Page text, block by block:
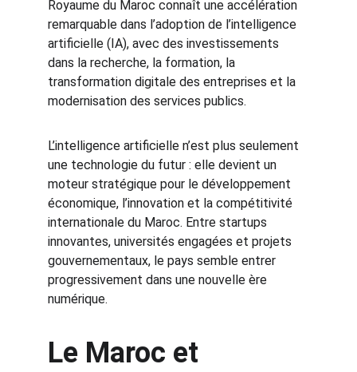
Royaume du Maroc connaît une accélération
remarquable dans l’adoption de l’intelligence
artificielle (IA), avec des investissements
dans la recherche, la formation, la
transformation digitale des entreprises et la
modernisation des services publics.
L’intelligence artificielle n’est plus seulement
une technologie du futur : elle devient un
moteur stratégique pour le développement
économique, l’innovation et la compétitivité
internationale du Maroc. Entre startups
innovantes, universités engagées et projets
gouvernementaux, le pays semble entrer
progressivement dans une nouvelle ère
numérique.
Le Maroc et